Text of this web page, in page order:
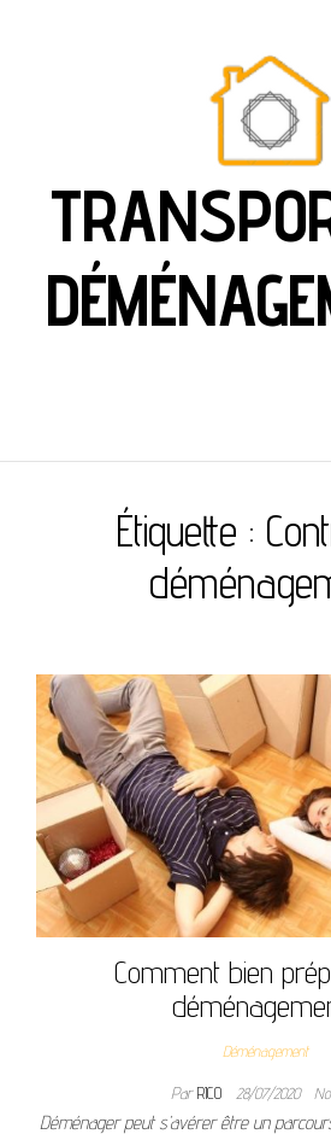
Étiquette :
Comment bien
Déménagement
ParRICO 28/07/2020
Déménager peut s’avérer être un